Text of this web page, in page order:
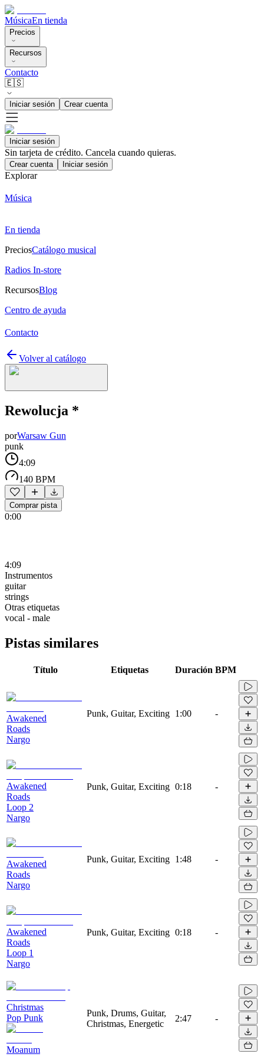
MúsicaEn tienda
Precios
Recursos
Contacto
🇪🇸
Iniciar sesión Crear cuenta
Iniciar sesión
Sin tarjeta de crédito. Cancela cuando quieras.
Crear cuenta Iniciar sesión
Explorar
Música
En tienda
PreciosCatálogo musical
Radios In-store
RecursosBlog
Centro de ayuda
Contacto
Volver al catálogo
Rewolucja *
porWarsaw Gun
punk
4:09
140 BPM
Comprar pista
0:00
4:09
Instrumentos
guitar
strings
Otras etiquetas
vocal - male
Pistas similares
Título Etiquetas Duración BPM
Awakened
Roads
Nargo
Punk, Guitar, Exciting 1:00 -
Awakened
Roads
Loop 2
Nargo
Punk, Guitar, Exciting 0:18 -
Awakened
Roads
Nargo
Punk, Guitar, Exciting 1:48 -
Awakened
Roads
Loop 1
Nargo
Punk, Guitar, Exciting 0:18 -
Christmas
Pop Punk
Moanum
Punk, Drums, Guitar,
Christmas, Energetic
2:47 -